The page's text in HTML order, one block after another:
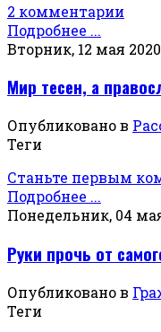
2 комментарии
Подробнее ...
Вторник, 12 мая 2020
Мир тесен, а
Опубликовано в
Теги
Станьте первым
Подробнее ...
Понедельник, 04
Руки прочь от
Опубликовано в
Теги